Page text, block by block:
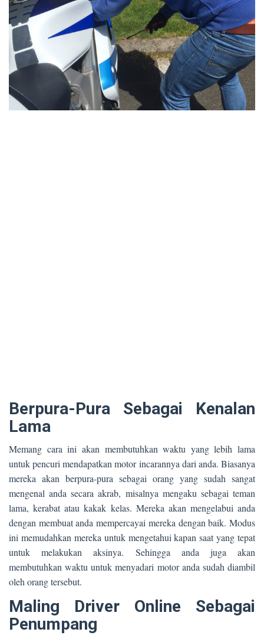
Berpura-Pura Sebagai Kenalan
Lama
Memang cara ini akan membutuhkan waktu yang lebih lama
untuk pencuri mendapatkan motor incarannya dari anda. Biasanya
mereka akan berpura-pura sebagai orang yang sudah sangat
mengenal anda secara akrab, misalnya mengaku sebagai teman
lama, kerabat atau kakak kelas. Mereka akan mengelabui anda
dengan membuat anda mempercayai mereka dengan baik. Modus
ini memudahkan mereka untuk mengetahui kapan saat yang tepat
untuk melakukan aksinya. Sehingga anda juga akan
membutuhkan waktu untuk menyadari motor anda sudah diambil
oleh orang tersebut.
Maling Driver Online Sebagai
Penumpang